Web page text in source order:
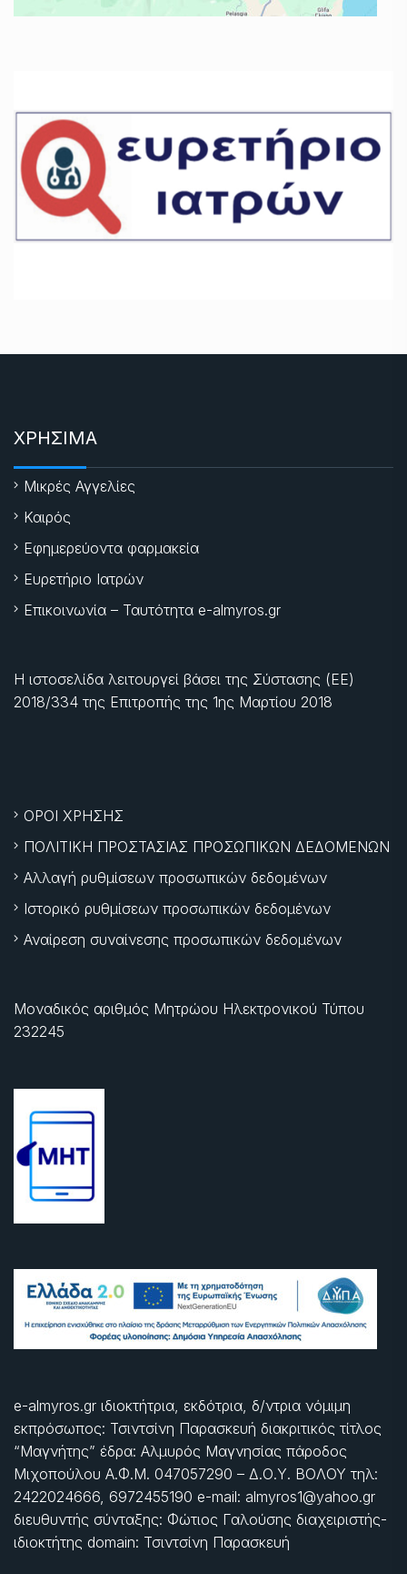
ΧΡΗΣΙΜΑ
Μικρές Αγγελίες
Καιρός
Εφημερεύοντα φαρμακεία
Ευρετήριο Ιατρών
Επικοινωνία – Ταυτότητα e-almyros.gr
Η ιστοσελίδα λειτουργεί βάσει της Σύστασης (ΕΕ)
2018/334 της Επιτροπής της 1ης Μαρτίου 2018
ΟΡΟΙ ΧΡΗΣΗΣ
ΠΟΛΙΤΙΚΗ ΠΡΟΣΤΑΣΙΑΣ ΠΡΟΣΩΠΙΚΩΝ ΔΕΔΟΜΕΝΩΝ
Αλλαγή ρυθμίσεων προσωπικών δεδομένων
Ιστορικό ρυθμίσεων προσωπικών δεδομένων
Αναίρεση συναίνεσης προσωπικών δεδομένων
Μοναδικός αριθμός Μητρώου Ηλεκτρονικού Τύπου
232245
e-almyros.gr ιδιοκτήτρια, εκδότρια, δ/ντρια νόμιμη
εκπρόσωπος: Τσιντσίνη Παρασκευή διακριτικός τίτλος
“Μαγνήτης” έδρα: Αλμυρός Μαγνησίας πάροδος
Μιχοπούλου Α.Φ.Μ. 047057290 – Δ.Ο.Υ. ΒΟΛΟΥ τηλ:
2422024666, 6972455190 e-mail: almyros1@yahoo.gr
διευθυντής σύνταξης: Φώτιος Γαλούσης διαχειριστής-
ιδιοκτήτης domain: Τσιντσίνη Παρασκευή